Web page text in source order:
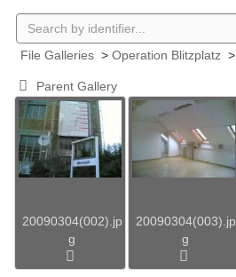
File Galleries > Operation Blitzplatz >
Parent Gallery
20090304(002).jp
g
20090304(003).jp
g